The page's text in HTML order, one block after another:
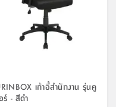
เก้าอี้สำนักงาน รุ่นคู
ร์ - สีดำ